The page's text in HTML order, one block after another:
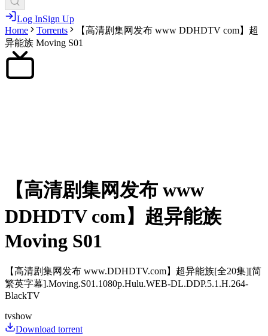
Log InSign Up
Home
Torrents
【高清剧集网发布 www DDHDTV com】超
异能族 Moving S01
【高清剧集网发布 www
DDHDTV com】超异能族
Moving S01
【高清剧集网发布 www.DDHDTV.com】超异能族[全20集][简
繁英字幕].Moving.S01.1080p.Hulu.WEB-DL.DDP.5.1.H.264-
BlackTV
tvshow
Download torrent